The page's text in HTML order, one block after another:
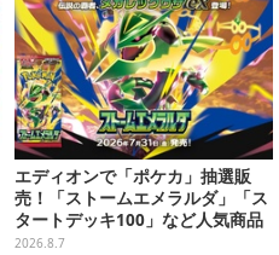
エディオンで「ポケカ」抽選販
売！「ストームエメラルダ」「ス
タートデッキ100」など人気商品
が対象
2026.8.7